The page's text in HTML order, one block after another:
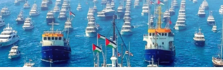
Röportaj
Manşet
Köşe Yazıları